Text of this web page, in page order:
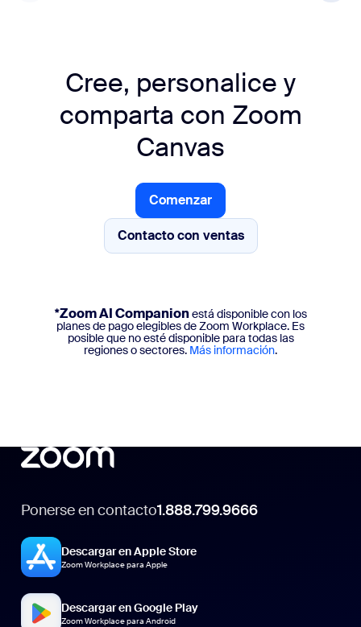
Cree, personalice y
comparta con Zoom
Canvas
Comenzar
Comenzar
Contacto con ventas
*Zoom AI Companionestá disponible con los
planes de pago elegibles de Zoom Workplace. Es
posible que no esté disponible para todas las
regiones o sectores. Más información.
Ponerse en contacto1.888.799.9666
Descargar en Apple Store
Zoom Workplace para Apple
Descargar en Google Play
Zoom Workplace para Android